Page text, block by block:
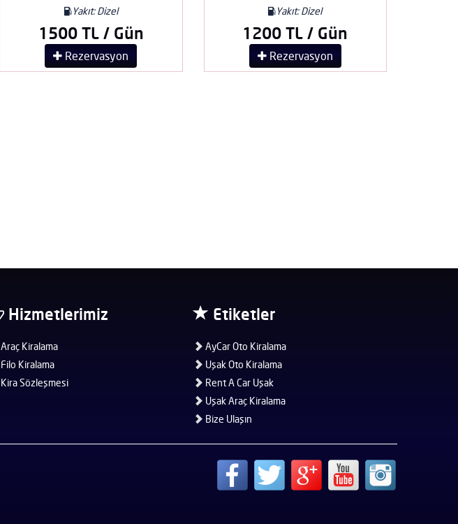
Yakıt: Dizel
1500 TL / Gün
Rezervasyon
Yakıt: Dizel
1200 TL / Gün
Rezervasyon
Hizmetlerimiz
Araç Kiralama
Filo Kiralama
Kira Sözleşmesi
Etiketler
AyCar Oto Kiralama
Uşak Oto Kiralama
Rent A Car Uşak
Uşak Araç Kiralama
Bize Ulaşın